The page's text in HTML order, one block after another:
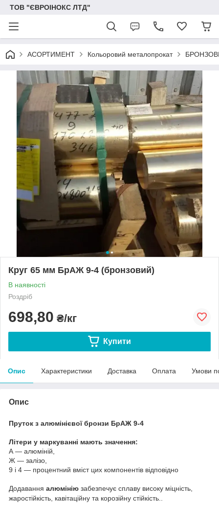
ТОВ "ЄВРОІНОКС ЛТД"
АСОРТИМЕНТ Кольоровий металопрокат
Круг 65 мм БрАЖ 9-4 (бронзовий)
В наявності
Роздріб
698,80 ₴/кг
Купити
Опис Характеристики Доставка Оплата Умови
Опис
Пруток з алюмінієвої бронзи БрАЖ 9-4
Літери у маркуванні мають значення:
А — алюміній,
Ж — залізо,
9 і 4 — процентний вміст цих компонентів відповідно
Додавання алюмінію забезпечує сплаву високу міцність,
жаростійкість, кавітаційну та корозійну стійкість..